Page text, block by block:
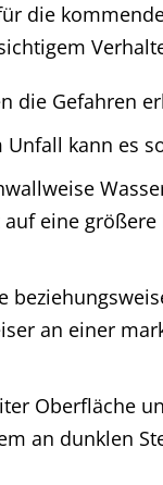
die
die Gefahren
kann es
eine
an einer
Oberfläche
an dunklen